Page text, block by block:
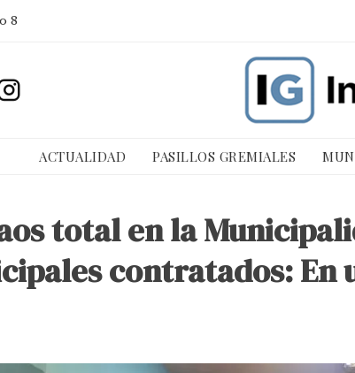
8
ACTUALIDAD PASILLOS GREMIALES
total en la
contratados: En